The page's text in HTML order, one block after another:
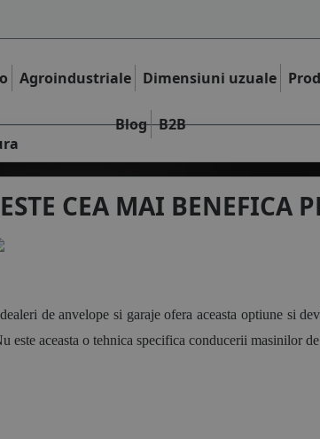
Agroindustriale Dimensiuni uzuale
Blog B2B
CEA MAI BENEFICA
de anvelope si garaje ofera aceasta optiune si
aceasta o tehnica specifica conducerii masinilor